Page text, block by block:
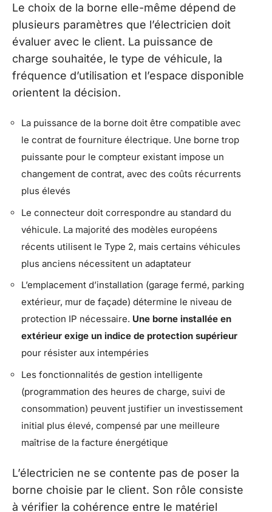
Le choix de la borne elle-même dépend de
plusieurs paramètres que l’électricien doit
évaluer avec le client. La puissance de
charge souhaitée, le type de véhicule, la
fréquence d’utilisation et l’espace disponible
orientent la décision.
La puissance de la borne doit être compatible avec
le contrat de fourniture électrique. Une borne trop
puissante pour le compteur existant impose un
changement de contrat, avec des coûts récurrents
plus élevés
Le connecteur doit correspondre au standard du
véhicule. La majorité des modèles européens
récents utilisent le Type 2, mais certains véhicules
plus anciens nécessitent un adaptateur
L’emplacement d’installation (garage fermé, parking
extérieur, mur de façade) détermine le niveau de
protection IP nécessaire. Une borne installée en
extérieur exige un indice de protection supérieur
pour résister aux intempéries
Les fonctionnalités de gestion intelligente
(programmation des heures de charge, suivi de
consommation) peuvent justifier un investissement
initial plus élevé, compensé par une meilleure
maîtrise de la facture énergétique
L’électricien ne se contente pas de poser la
borne choisie par le client. Son rôle consiste
à vérifier la cohérence entre le matériel